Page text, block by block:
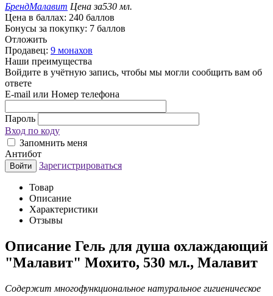
БрендМалавит Цена за530 мл.
Цена в баллах: 240 баллов
Бонусы за покупку: 7 баллов
Отложить
Продавец: 9 монахов
Наши преимущества
Войдите в учётную запись, чтобы мы могли сообщить вам об
ответе
E-mail или Номер телефона
Пароль
Вход по коду
Запомнить меня
Антибот
Войти Зарегистрироваться
Товар
Описание
Характеристики
Отзывы
Описание Гель для душа охлаждающий
"Малавит" Мохито, 530 мл., Малавит
Содержит многофункциональное натуральное гигиеническое